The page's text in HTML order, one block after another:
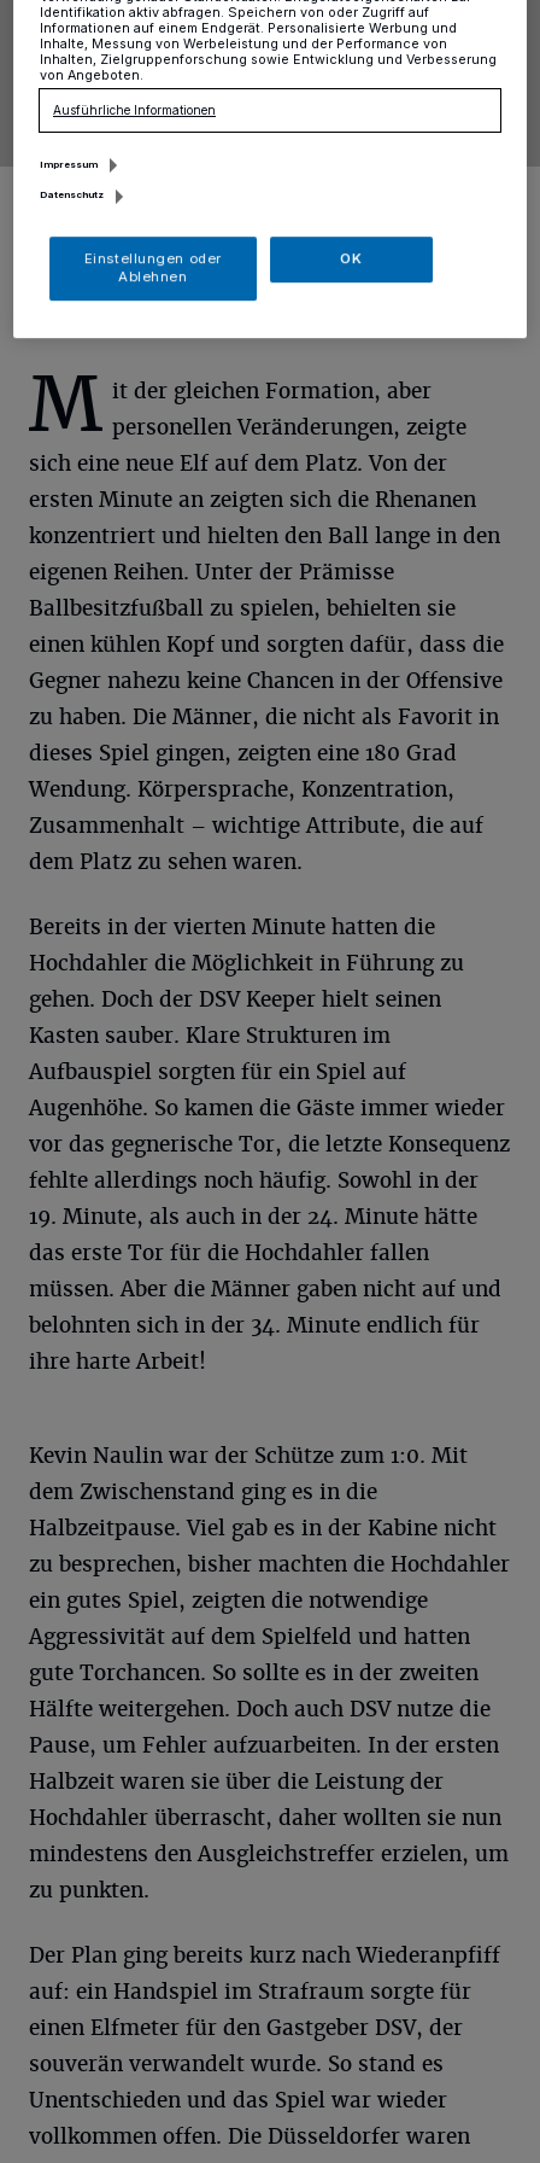
https://www.flaticon.com/free-icons/camera title="camera
icons">Camera icons created by Ilham Fitrotul Hayat - Flaticon
Foto: Ilham Fitrotul Hayat - Flaticon
M it der gleichen Formation, aber
personellen Veränderungen, zeigte
sich eine neue Elf auf dem Platz. Von der
ersten Minute an zeigten sich die Rhenanen
konzentriert und hielten den Ball lange in den
eigenen Reihen. Unter der Prämisse
Ballbesitzfußball zu spielen, behielten sie
einen kühlen Kopf und sorgten dafür, dass die
Gegner nahezu keine Chancen in der Offensive
zu haben. Die Männer, die nicht als Favorit in
dieses Spiel gingen, zeigten eine 180 Grad
Wendung. Körpersprache, Konzentration,
Zusammenhalt – wichtige Attribute, die auf
dem Platz zu sehen waren.
Bereits in der vierten Minute hatten die
Hochdahler die Möglichkeit in Führung zu
gehen. Doch der DSV Keeper hielt seinen
Kasten sauber. Klare Strukturen im
Aufbauspiel sorgten für ein Spiel auf
Augenhöhe. So kamen die Gäste immer wieder
vor das gegnerische Tor, die letzte Konsequenz
fehlte allerdings noch häufig. Sowohl in der
19. Minute, als auch in der 24. Minute hätte
das erste Tor für die Hochdahler fallen
müssen. Aber die Männer gaben nicht auf und
belohnten sich in der 34. Minute endlich für
ihre harte Arbeit!
Kevin Naulin war der Schütze zum 1:0. Mit
dem Zwischenstand ging es in die
Halbzeitpause. Viel gab es in der Kabine nicht
zu besprechen, bisher machten die Hochdahler
ein gutes Spiel, zeigten die notwendige
Aggressivität auf dem Spielfeld und hatten
gute Torchancen. So sollte es in der zweiten
Hälfte weitergehen. Doch auch DSV nutze die
Pause, um Fehler aufzuarbeiten. In der ersten
Halbzeit waren sie über die Leistung der
Hochdahler überrascht, daher wollten sie nun
mindestens den Ausgleichstreffer erzielen, um
zu punkten.
Der Plan ging bereits kurz nach Wiederanpfiff
auf: ein Handspiel im Strafraum sorgte für
einen Elfmeter für den Gastgeber DSV, der
souverän verwandelt wurde. So stand es
Unentschieden und das Spiel war wieder
vollkommen offen. Die Düsseldorfer waren
Identifikation aktiv abfragen. Speichern von oder Zugriff auf
Informationen auf einem Endgerät. Personalisierte Werbung und
Inhalte, Messung von Werbeleistung und der Performance von
Inhalten, Zielgruppenforschung sowie Entwicklung und Verbesserung
von Angeboten.
Ausführliche Informationen
Impressum
Datenschutz
Einstellungen oder
Ablehnen
OK